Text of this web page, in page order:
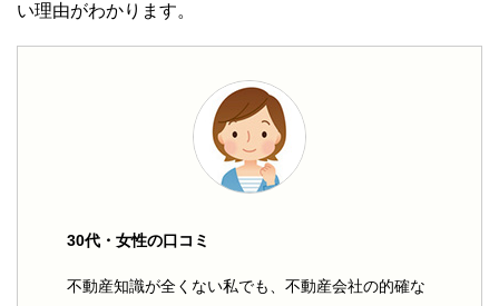
い理由がわかります。
30代・女性の口コミ
不動産知識が全くない私でも、不動産会社の的確な